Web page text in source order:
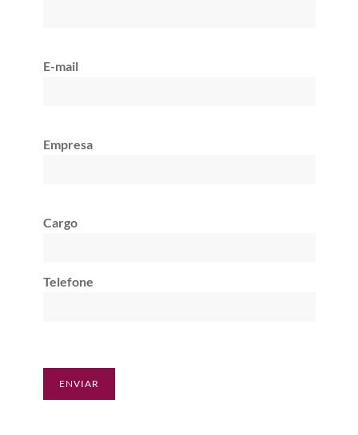
E-mail
Empresa
Cargo
Telefone